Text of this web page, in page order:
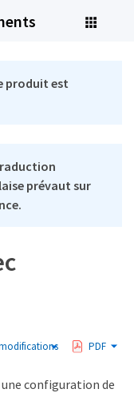
produit est
prévaut sur
PDF
configuration de